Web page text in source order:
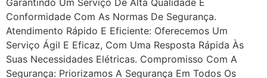
Garantindo Um Serviço De Alta Qualidade E
Conformidade Com As Normas De Segurança.
Atendimento Rápido E Eficiente: Oferecemos Um
Serviço Ágil E Eficaz, Com Uma Resposta Rápida Às
Suas Necessidades Elétricas. Compromisso Com A
Segurança: Priorizamos A Segurança Em Todos Os